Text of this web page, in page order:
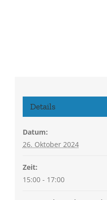
Details
Datum:
26. Oktober 2024
Zeit:
15:00 - 17:00